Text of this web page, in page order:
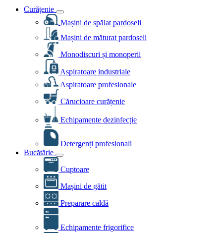
Curățenie
Mașini de spălat pardoseli
Mașini de măturat pardoseli
Monodiscuri și monoperii
Aspiratoare industriale
Aspiratoare profesionale
Cărucioare curățenie
Echipamente dezinfecție
Detergenți profesionali
Bucătărie
Cuptoare
Mașini de gătit
Preparare caldă
Echipamente frigorifice